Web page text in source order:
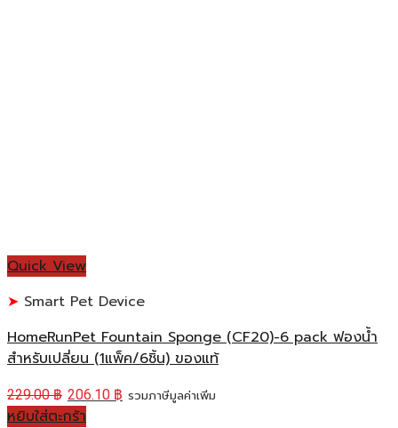
Quick View
Smart Pet Device
HomeRunPet Fountain Sponge (CF20)-6 pack ฟองน้ำ
สำหรับเปลี่ยน (1แพ็ค/6ชิ้น) ของแท้
229.00฿ 206.10 ฿ รวมภาษีมูลค่าเพิ่ม
หยิบใส่ตะกร้า